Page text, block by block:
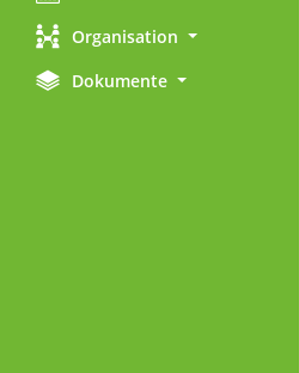
Organisation
Dokumente